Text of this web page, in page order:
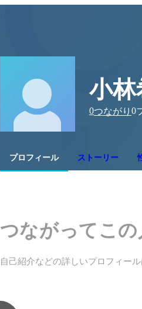
小
0つながり 0
プロフィール ストーリー
つながってこ
自己紹介などの詳しいプロフィー